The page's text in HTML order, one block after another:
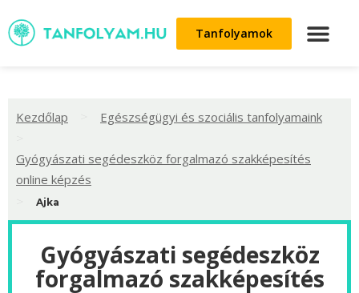
Tanfolyamok
Kezdőlap Egészségügyi és szociális tanfolyamaink
Gyógyászati segédeszköz forgalmazó szakképesítés
online képzés
Ajka
Gyógyászati segédeszköz
forgalmazó szakképesítés